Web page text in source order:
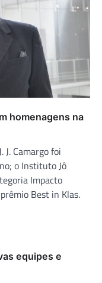
homenagens na
J. Camargo foi
o Instituto Jô
Impacto
Best in Klas.
equipes e